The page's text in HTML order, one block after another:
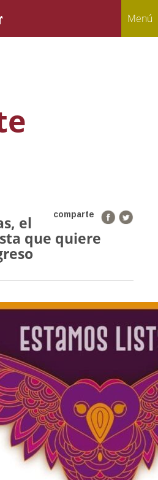
Menú
comparte
el
que quiere